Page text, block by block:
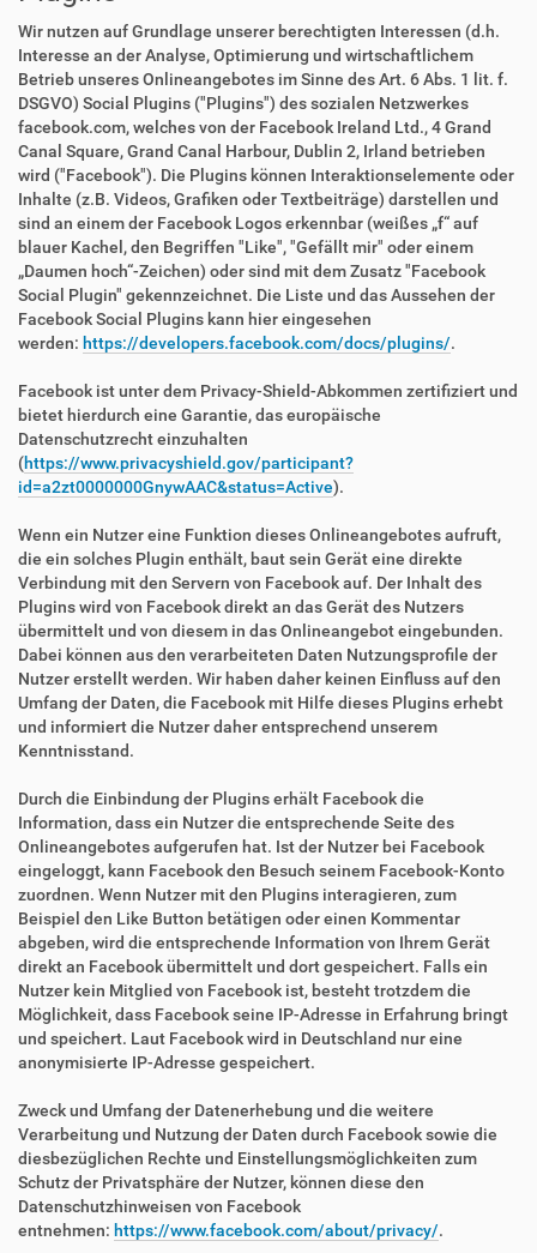
Wir nutzen auf Grundlage unserer berechtigten Interessen (d.h.
Interesse an der Analyse, Optimierung und wirtschaftlichem
Betrieb unseres Onlineangebotes im Sinne des Art. 6 Abs. 1 lit. f.
DSGVO) Social Plugins ("Plugins") des sozialen Netzwerkes
facebook.com, welches von der Facebook Ireland Ltd., 4 Grand
Canal Square, Grand Canal Harbour, Dublin 2, Irland betrieben
wird ("Facebook"). Die Plugins können Interaktionselemente oder
Inhalte (z.B. Videos, Grafiken oder Textbeiträge) darstellen und
sind an einem der Facebook Logos erkennbar (weißes „f“ auf
blauer Kachel, den Begriffen "Like", "Gefällt mir" oder einem
„Daumen hoch“-Zeichen) oder sind mit dem Zusatz "Facebook
Social Plugin" gekennzeichnet. Die Liste und das Aussehen der
Facebook Social Plugins kann hier eingesehen
werden: https://developers.facebook.com/docs/plugins/.
Facebook ist unter dem Privacy-Shield-Abkommen zertifiziert und
bietet hierdurch eine Garantie, das europäische
Datenschutzrecht einzuhalten
(https://www.privacyshield.gov/participant?
id=a2zt0000000GnywAAC&status=Active).
Wenn ein Nutzer eine Funktion dieses Onlineangebotes aufruft,
die ein solches Plugin enthält, baut sein Gerät eine direkte
Verbindung mit den Servern von Facebook auf. Der Inhalt des
Plugins wird von Facebook direkt an das Gerät des Nutzers
übermittelt und von diesem in das Onlineangebot eingebunden.
Dabei können aus den verarbeiteten Daten Nutzungsprofile der
Nutzer erstellt werden. Wir haben daher keinen Einfluss auf den
Umfang der Daten, die Facebook mit Hilfe dieses Plugins erhebt
und informiert die Nutzer daher entsprechend unserem
Kenntnisstand.
Durch die Einbindung der Plugins erhält Facebook die
Information, dass ein Nutzer die entsprechende Seite des
Onlineangebotes aufgerufen hat. Ist der Nutzer bei Facebook
eingeloggt, kann Facebook den Besuch seinem Facebook-Konto
zuordnen. Wenn Nutzer mit den Plugins interagieren, zum
Beispiel den Like Button betätigen oder einen Kommentar
abgeben, wird die entsprechende Information von Ihrem Gerät
direkt an Facebook übermittelt und dort gespeichert. Falls ein
Nutzer kein Mitglied von Facebook ist, besteht trotzdem die
Möglichkeit, dass Facebook seine IP-Adresse in Erfahrung bringt
und speichert. Laut Facebook wird in Deutschland nur eine
anonymisierte IP-Adresse gespeichert.
Zweck und Umfang der Datenerhebung und die weitere
Verarbeitung und Nutzung der Daten durch Facebook sowie die
diesbezüglichen Rechte und Einstellungsmöglichkeiten zum
Schutz der Privatsphäre der Nutzer, können diese den
Datenschutzhinweisen von Facebook
entnehmen: https://www.facebook.com/about/privacy/.